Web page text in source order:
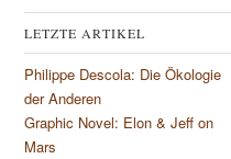
LETZTE ARTIKEL
Philippe Descola: Die Ökologie
der Anderen
Graphic Novel: Elon & Jeff on
Mars